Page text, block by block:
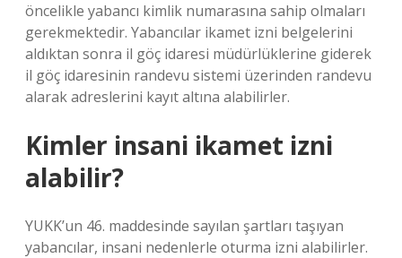
öncelikle yabancı kimlik numarasına sahip olmaları
gerekmektedir. Yabancılar ikamet izni belgelerini
aldıktan sonra il göç idaresi müdürlüklerine giderek
il göç idaresinin randevu sistemi üzerinden randevu
alarak adreslerini kayıt altına alabilirler.
Kimler insani ikamet izni
alabilir?
YUKK’un 46. maddesinde sayılan şartları taşıyan
yabancılar, insani nedenlerle oturma izni alabilirler.